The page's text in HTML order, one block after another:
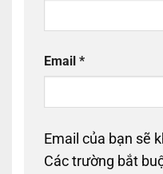
Email *
Email của bạn sẽ
Các trường bắt